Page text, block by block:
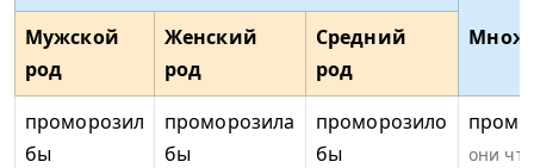
Мужской
род
Женский
род
Средний
род
проморозил
бы
проморозила
бы
проморозило
бы
они